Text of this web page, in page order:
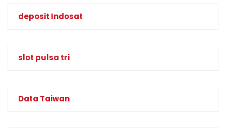
deposit Indosat
slot pulsa tri
Data Taiwan